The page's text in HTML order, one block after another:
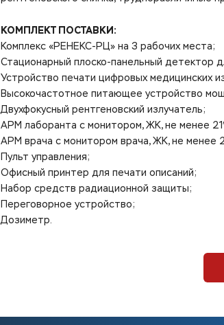
КОМПЛЕКТ ПОСТАВКИ:
Комплекс «РЕНЕКС-РЦ» на 3 рабочих места;
Стационарный плоско-панельный детектор
Устройство печати цифровых медицинских
Высокочастотное питающее устройство
Двухфокусный рентгеновский излучатель;
АРМ лаборанта с монитором, ЖК, не менее
АРМ врача с монитором врача, ЖК, не менее
Пульт управления;
Офисный принтер для печати описаний;
Набор средств радиационной защиты;
Переговорное устройство;
Дозиметр.